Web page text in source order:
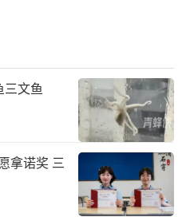
三文鱼
拿诺奖 三